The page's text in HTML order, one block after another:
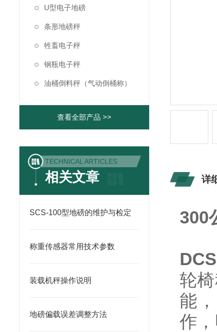
U型电子地磅
条形地磅秤
牲畜电子秤
钢瓶电子秤
油桶倒料秤（气动倒桶称）
查看全部产品 >>
TECHNICAL ARTICLES
相关文章
SCS-100型地磅的维护与检定
称重传感器常用技术参数
装载机秤操作说明
地磅偏载误差调整方法
详
300
轮
能，
作